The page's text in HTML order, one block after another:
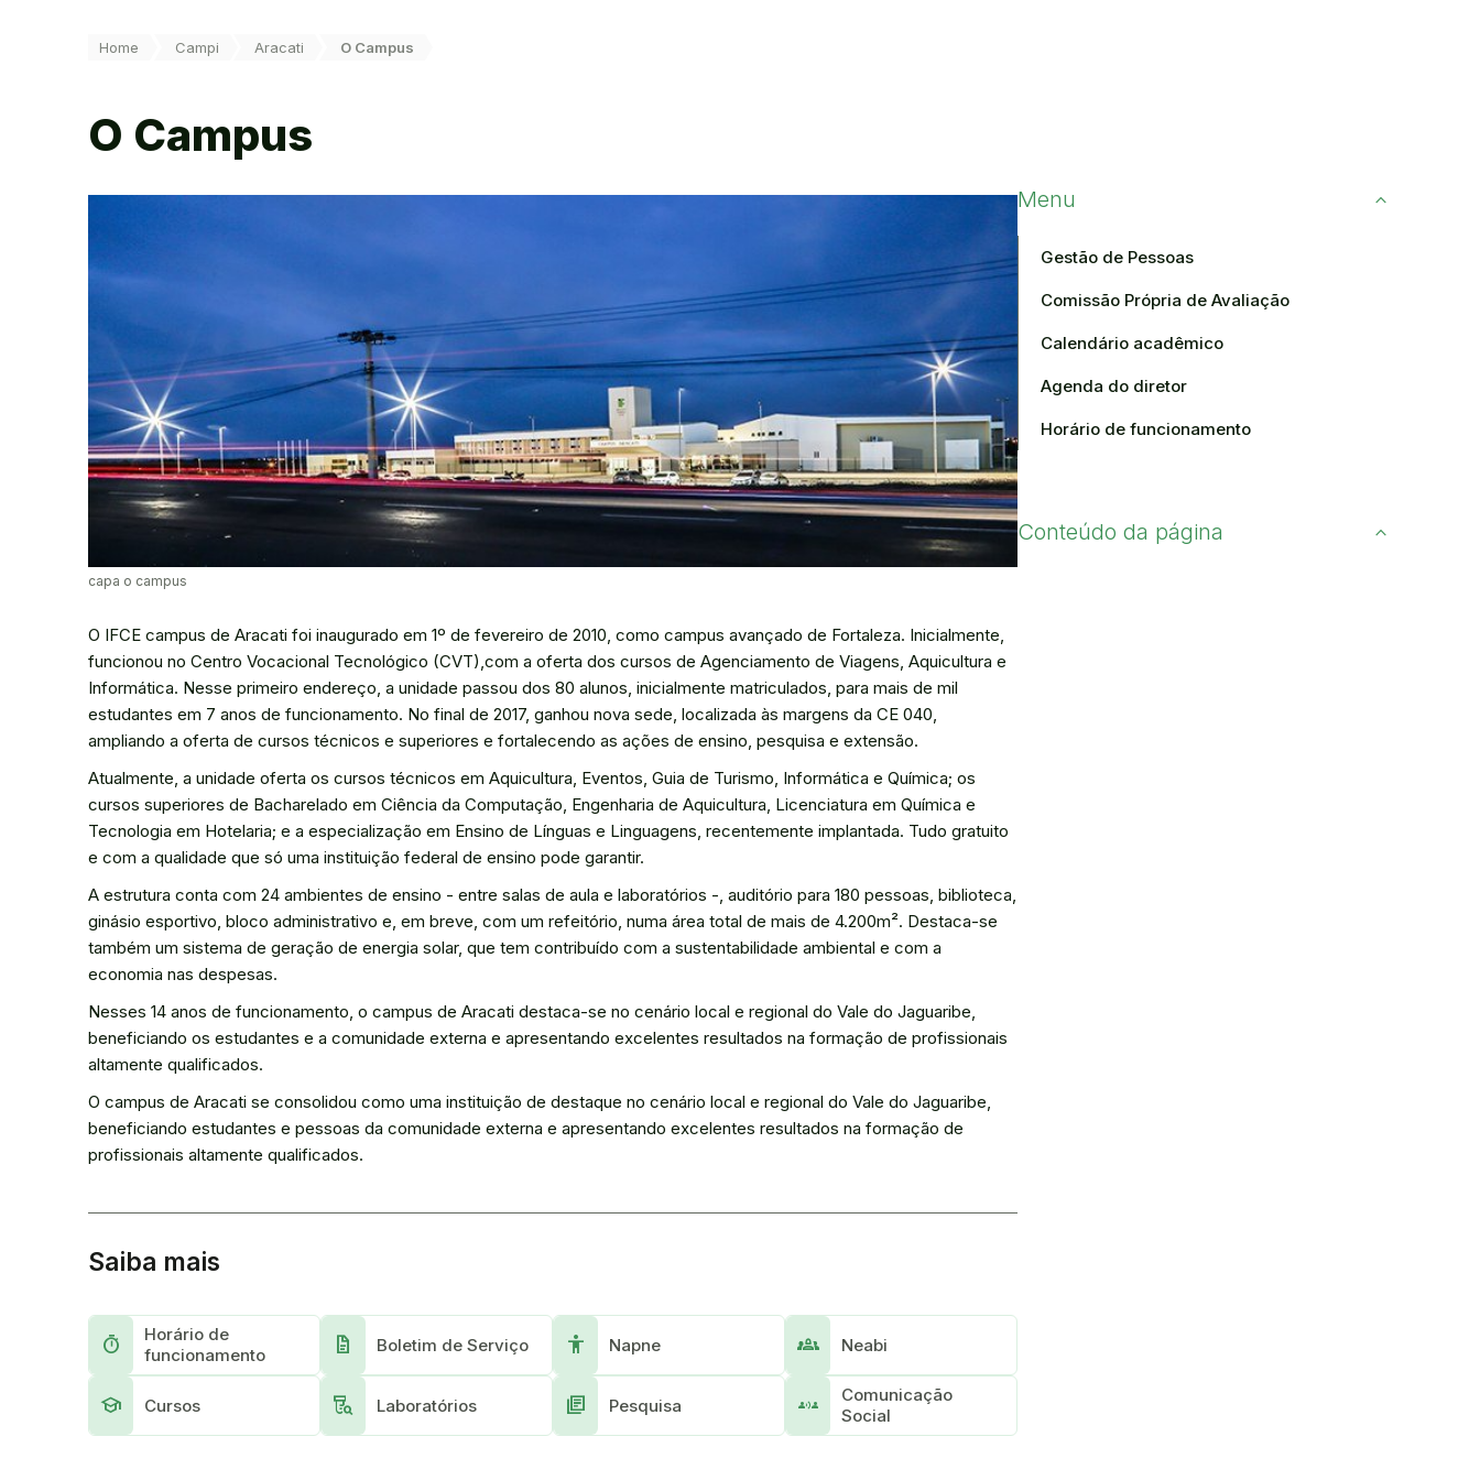
Você está aqui:
Home Campi Aracati O Campus
O Campus
capa o campus
O IFCE campus de Aracati foi inaugurado em 1º de fevereiro de 2010, como campus avançado de Fortaleza. Inicialmente,
funcionou no Centro Vocacional Tecnológico (CVT),com a oferta dos cursos de Agenciamento de Viagens, Aquicultura e
Informática. Nesse primeiro endereço, a unidade passou dos 80 alunos, inicialmente matriculados, para mais de mil
estudantes em 7 anos de funcionamento. No final de 2017, ganhou nova sede, localizada às margens da CE 040,
ampliando a oferta de cursos técnicos e superiores e fortalecendo as ações de ensino, pesquisa e extensão.
Atualmente, a unidade oferta os cursos técnicos em Aquicultura, Eventos, Guia de Turismo, Informática e Química; os
cursos superiores de Bacharelado em Ciência da Computação, Engenharia de Aquicultura, Licenciatura em Química e
Tecnologia em Hotelaria; e a especialização em Ensino de Línguas e Linguagens, recentemente implantada. Tudo gratuito
e com a qualidade que só uma instituição federal de ensino pode garantir.
A estrutura conta com 24 ambientes de ensino - entre salas de aula e laboratórios -, auditório para 180 pessoas, biblioteca,
ginásio esportivo, bloco administrativo e, em breve, com um refeitório, numa área total de mais de 4.200m². Destaca-se
também um sistema de geração de energia solar, que tem contribuído com a sustentabilidade ambiental e com a
economia nas despesas.
Nesses 14 anos de funcionamento, o campus de Aracati destaca-se no cenário local e regional do Vale do Jaguaribe,
beneficiando os estudantes e a comunidade externa e apresentando excelentes resultados na formação de profissionais
altamente qualificados.
O campus de Aracati se consolidou como uma instituição de destaque no cenário local e regional do Vale do Jaguaribe,
beneficiando estudantes e pessoas da comunidade externa e apresentando excelentes resultados na formação de
profissionais altamente qualificados.
Saiba mais
Timer
Horário de
funcionamento
docs Boletim de Serviço accessibility Napne groups_2 Neabi
school Cursos lab_research Laboratórios library_books Pesquisa communication
Comunicação
Social
Menu
Gestão de Pessoas
Comissão Própria de Avaliação
Calendário acadêmico
Agenda do diretor
Horário de funcionamento
Conteúdo da página